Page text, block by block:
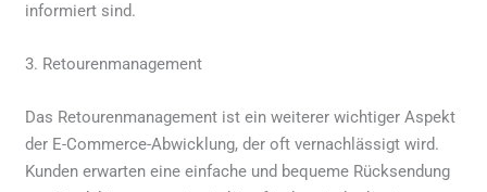
informiert sind.
3. Retourenmanagement
Das Retourenmanagement ist ein weiterer wichtiger Aspekt
der E-Commerce-Abwicklung, der oft vernachlässigt wird.
Kunden erwarten eine einfache und bequeme Rücksendung